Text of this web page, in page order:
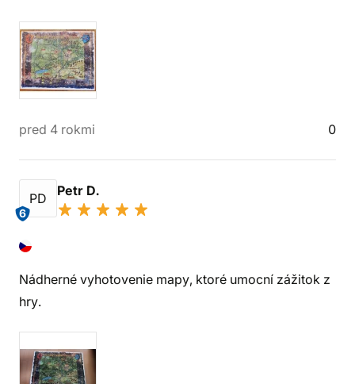
pred 4 rokmi 0
PD
6
Petr D.
Nádherné vyhotovenie mapy, ktoré umocní zážitok z
hry.